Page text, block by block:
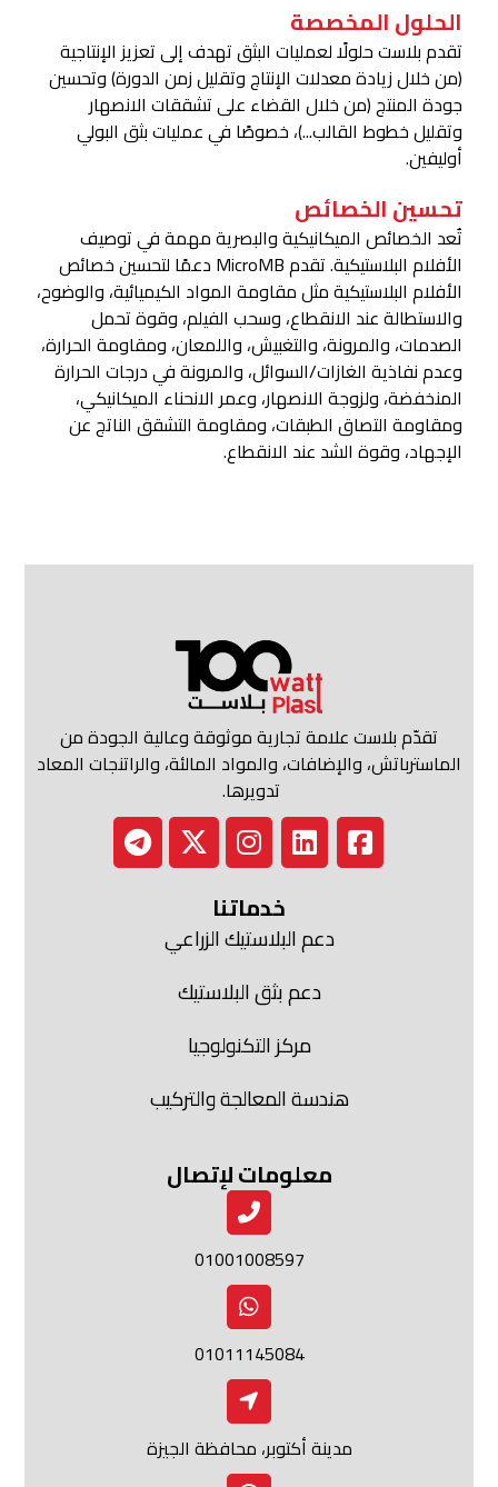
الحلول المخصصة
تقدم بلاست حلولًا لعمليات البثق تهدف إلى تعزيز الإنتاجية
(من خلال زيادة معدلات الإنتاج وتقليل زمن الدورة) وتحسين
جودة المنتج (من خلال القضاء على تشققات الانصهار
وتقليل خطوط القالب...)، خصوصًا في عمليات بثق البولي
أوليفين.
تحسين الخصائص
تُعد الخصائص الميكانيكية والبصرية مهمة في توصيف
الأفلام البلاستيكية. تقدم MicroMB دعمًا لتحسين خصائص
الأفلام البلاستيكية مثل مقاومة المواد الكيميائية، والوضوح،
والاستطالة عند الانقطاع، وسحب الفيلم، وقوة تحمل
الصدمات، والمرونة، والتغبيش، واللمعان، ومقاومة الحرارة،
وعدم نفاذية الغازات/السوائل، والمرونة في درجات الحرارة
المنخفضة، ولزوجة الانصهار، وعمر الانحناء الميكانيكي،
ومقاومة التصاق الطبقات، ومقاومة التشقق الناتج عن
الإجهاد، وقوة الشد عند الانقطاع.
تقدّم بلاست علامة تجارية موثوقة وعالية الجودة من
الماسترباتش، والإضافات، والمواد المالئة، والراتنجات المعاد
تدويرها.
خدماتنا
دعم البلاستيك الزراعي
دعم بثق البلاستيك
مركز التكنولوجيا
هندسة المعالجة والتركيب
معلومات لإتصال
01001008597
01011145084
مدينة أكتوبر، محافظة الجيزة